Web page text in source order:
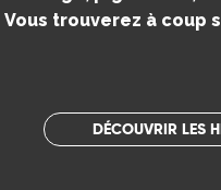
Vous trouverez à coup
DÉCOUVRIR LES